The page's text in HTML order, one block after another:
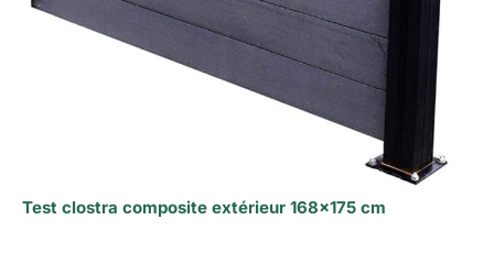
Test clostra composite extérieur 168×175 cm